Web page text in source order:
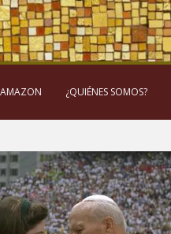
¿QUIÉNES SOMOS?